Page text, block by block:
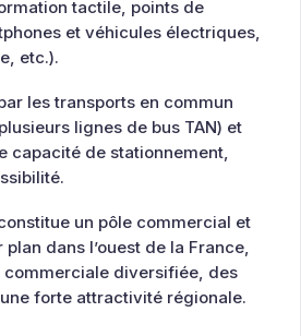
tactile, points de
et véhicules électriques,
etc.).
les transports en commun
lignes de bus TAN) et
capacité de stationnement,
un pôle commercial et
dans l’ouest de la France,
commerciale diversifiée, des
forte attractivité régionale.